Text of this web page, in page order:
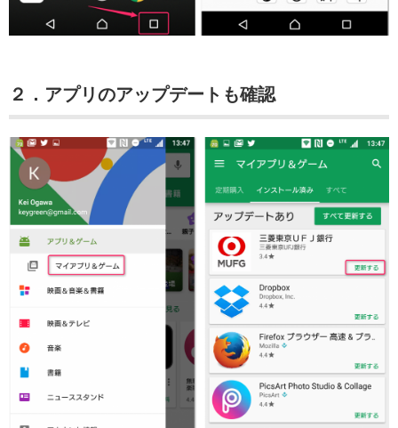
２．アプリのアップデートも確認